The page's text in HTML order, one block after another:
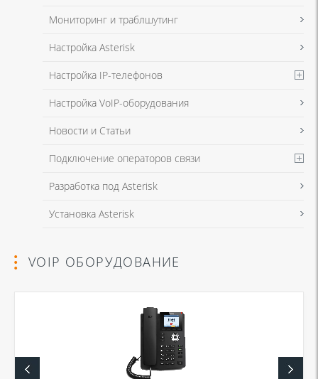
Мониторинг и траблшутинг
Настройка Asterisk
Настройка IP-телефонов
Настройка VoIP-оборудования
Новости и Статьи
Подключение операторов связи
Разработка под Asterisk
Установка Asterisk
VOIP ОБОРУДОВАНИЕ